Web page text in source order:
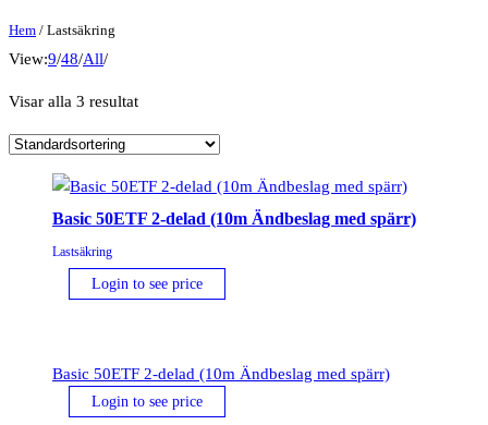
Hem / Lastsäkring
View:9/48/All/
Visar alla 3 resultat
Basic 50ETF 2-delad (10m Ändbeslag med spärr)
Lastsäkring
Login to see price
Basic 50ETF 2-delad (10m Ändbeslag med spärr)
Login to see price